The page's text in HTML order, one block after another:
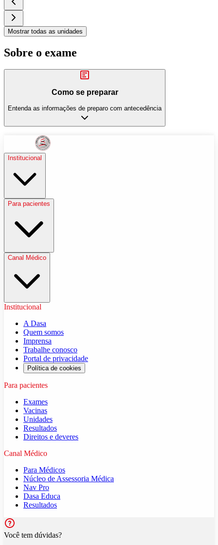
Mostrar todas as unidades
Sobre o exame
Como se preparar
Entenda as informações de preparo com antecedência
Institucional
Para pacientes
Canal Médico
Institucional
A Dasa
Quem somos
Imprensa
Trabalhe conosco
Portal de privacidade
Política de cookies
Para pacientes
Exames
Vacinas
Unidades
Resultados
Direitos e deveres
Canal Médico
Para Médicos
Núcleo de Assessoria Médica
Nav Pro
Dasa Educa
Resultados
Você tem dúvidas?